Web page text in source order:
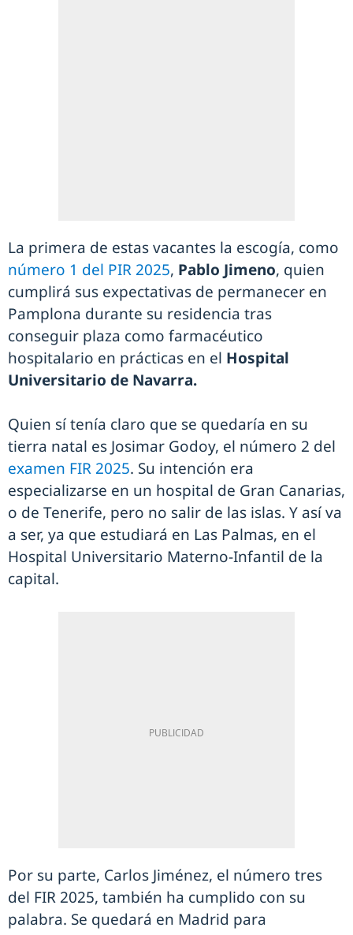
La primera de estas vacantes la escogía, como
número 1 del PIR 2025, Pablo Jimeno, quien
cumplirá sus expectativas de permanecer en
Pamplona durante su residencia tras
conseguir plaza como farmacéutico
hospitalario en prácticas en el Hospital
Universitario de Navarra.
Quien sí tenía claro que se quedaría en su
tierra natal es Josimar Godoy, el número 2 del
examen FIR 2025. Su intención era
especializarse en un hospital de Gran Canarias,
o de Tenerife, pero no salir de las islas. Y así va
a ser, ya que estudiará en Las Palmas, en el
Hospital Universitario Materno-Infantil de la
capital.
Por su parte, Carlos Jiménez, el número tres
del FIR 2025, también ha cumplido con su
palabra. Se quedará en Madrid para